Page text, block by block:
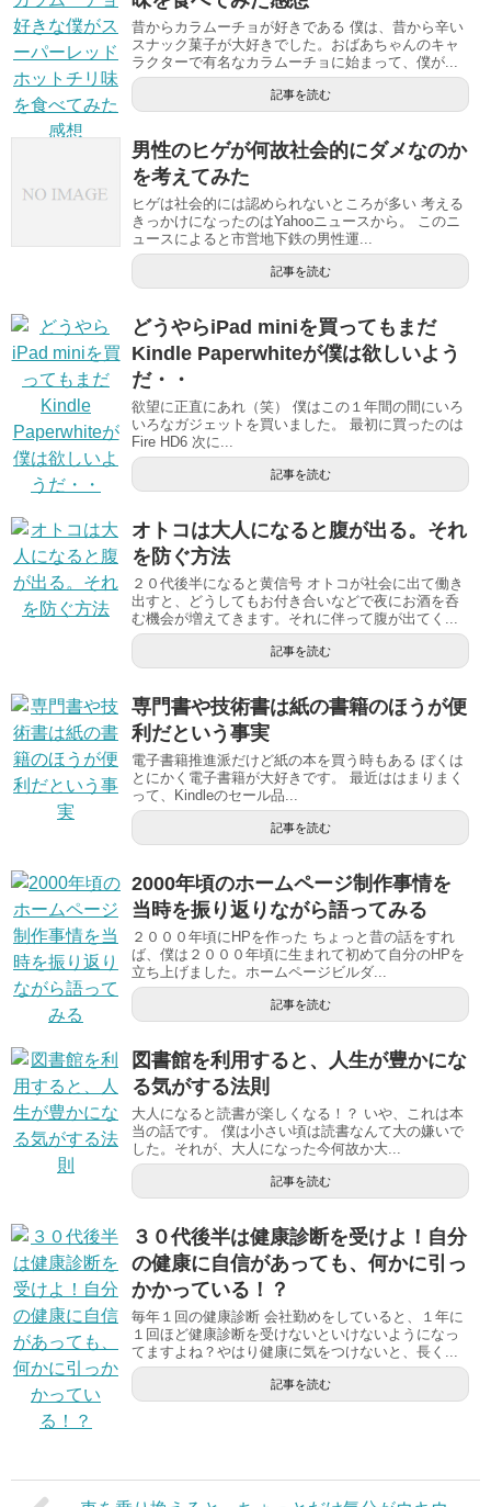
昔からカラムーチョが好きである 僕は、昔から辛い
スナック菓子が大好きでした。おばあちゃんのキャ
ラクターで有名なカラムーチョに始まって、僕が...
記事を読む
男性のヒゲが何故社会的にダメなのか
を考えてみた
ヒゲは社会的には認められないところが多い 考える
きっかけになったのはYahooニュースから。 このニ
ュースによると市営地下鉄の男性運...
記事を読む
どうやらiPad miniを買ってもまだ
Kindle Paperwhiteが僕は欲しいよう
だ・・
欲望に正直にあれ（笑） 僕はこの１年間の間にいろ
いろなガジェットを買いました。 最初に買ったのは
Fire HD6 次に...
記事を読む
オトコは大人になると腹が出る。それ
を防ぐ方法
２０代後半になると黄信号 オトコが社会に出て働き
出すと、どうしてもお付き合いなどで夜にお酒を呑
む機会が増えてきます。それに伴って腹が出てく...
記事を読む
専門書や技術書は紙の書籍のほうが便
利だという事実
電子書籍推進派だけど紙の本を買う時もある ぼくは
とにかく電子書籍が大好きです。 最近ははまりまく
って、Kindleのセール品...
記事を読む
2000年頃のホームページ制作事情を
当時を振り返りながら語ってみる
２０００年頃にHPを作った ちょっと昔の話をすれ
ば、僕は２０００年頃に生まれて初めて自分のHPを
立ち上げました。ホームページビルダ...
記事を読む
図書館を利用すると、人生が豊かにな
る気がする法則
大人になると読書が楽しくなる！？ いや、これは本
当の話です。 僕は小さい頃は読書なんて大の嫌いで
した。それが、大人になった今何故か大...
記事を読む
３０代後半は健康診断を受けよ！自分
の健康に自信があっても、何かに引っ
かかっている！？
毎年１回の健康診断 会社勤めをしていると、１年に
１回ほど健康診断を受けないといけないようになっ
てますよね？やはり健康に気をつけないと、長く...
記事を読む